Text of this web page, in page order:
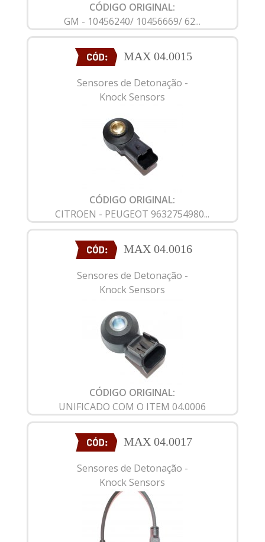
CÓDIGO ORIGINAL:
GM - 10456240/ 10456669/ 62...
MAX 04.0015
Sensores de Detonação -
Knock Sensors
CÓDIGO ORIGINAL:
CITROEN - PEUGEOT 9632754980...
MAX 04.0016
Sensores de Detonação -
Knock Sensors
CÓDIGO ORIGINAL:
UNIFICADO COM O ITEM 04.0006
MAX 04.0017
Sensores de Detonação -
Knock Sensors